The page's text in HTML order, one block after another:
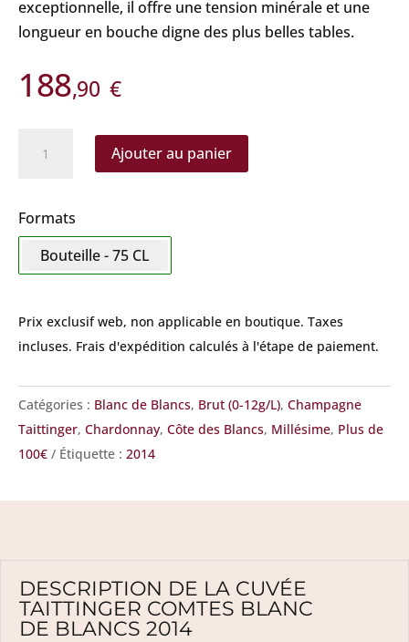
exceptionnelle, il offre une tension minérale et une
longueur en bouche digne des plus belles tables.
188,90 €
-
Comtes
Blanc
Blancs
2014
Ajouter au panier
Formats
Bouteille - 75 CL
Prix exclusif web, non applicable en boutique. Taxes
incluses. Frais d'expédition calculés à l'étape de paiement.
Catégories : Blanc de Blancs, Brut (0-12g/L), Champagne
Taittinger, Chardonnay, Côte des Blancs, Millésime, Plus de
100€
Étiquette : 2014
DESCRIPTION DE LA CUVÉE
TAITTINGER COMTES BLANC
DE BLANCS 2014